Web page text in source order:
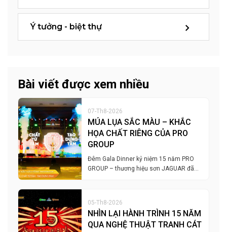
Ý tưởng - biệt thự
Bài viết được xem nhiều
07-Th8-2026
MÚA LỤA SẮC MÀU – KHẮC
HỌA CHẤT RIÊNG CỦA PRO
GROUP
Đêm Gala Dinner kỷ niệm 15 năm PRO
GROUP – thương hiệu sơn JAGUAR đã…
05-Th8-2026
NHÌN LẠI HÀNH TRÌNH 15 NĂM
QUA NGHỆ THUẬT TRANH CÁT